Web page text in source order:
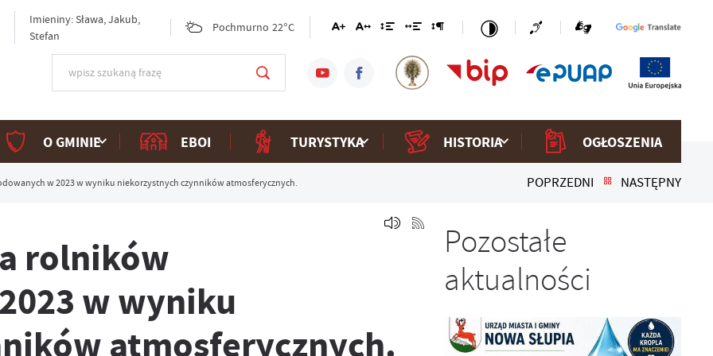
Imieniny: Sława, Jakub,
Stefan
Pochmurno 22°C
O GMINIE EBOI TURYSTYKA HISTORIA OGŁOSZENIA
w 2023 w wyniku niekorzystnych czynników atmosferycznych. POPRZEDNI NASTĘPNY
rolników
w wyniku
atmosferycznych.
Pozostałe
aktualności